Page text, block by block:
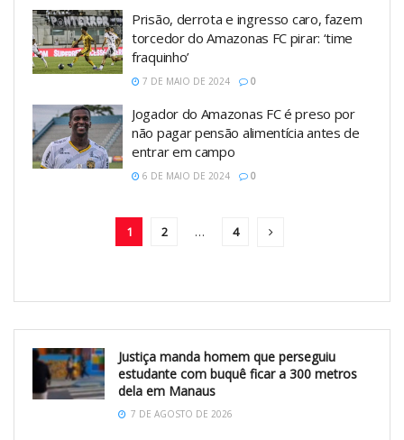
Prisão, derrota e ingresso caro, fazem
torcedor do Amazonas FC pirar: ‘time
fraquinho’
7 DE MAIO DE 2024 0
Jogador do Amazonas FC é preso por
não pagar pensão alimentícia antes de
entrar em campo
6 DE MAIO DE 2024 0
1 2 … 4
Justiça manda homem que perseguiu
estudante com buquê ficar a 300 metros
dela em Manaus
7 DE AGOSTO DE 2026